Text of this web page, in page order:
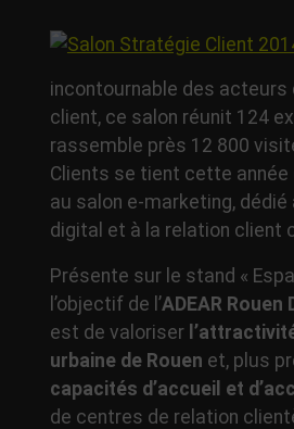
incontournable des acteurs
client, ce salon réunit 124
rassemble près 12 800
Clients se tient cette
au salon e-marketing,
digital et à la relation client
Présente sur le stand «
l’objectif de l’ADEAR
est de valoriser
urbaine de Rouen et, plus
capacités d’accueil et
de centres de relation